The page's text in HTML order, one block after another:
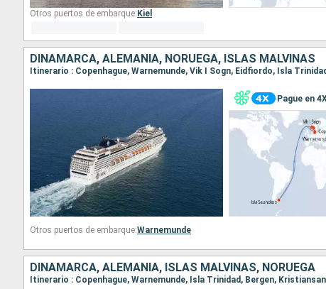
Otros puertos de embarque: Kiel
DINAMARCA, ALEMANIA, NORUEGA, ISLAS MALVINAS
Itinerario : Copenhague, Warnemunde, Vik I Sogn, Eidfiordo, Isla
Pague en
Otros puertos de embarque:Warnemunde
DINAMARCA, ALEMANIA, ISLAS MALVINAS, NORUEGA
Itinerario : Copenhague, Warnemunde, Isla Trinidad, Bergen,